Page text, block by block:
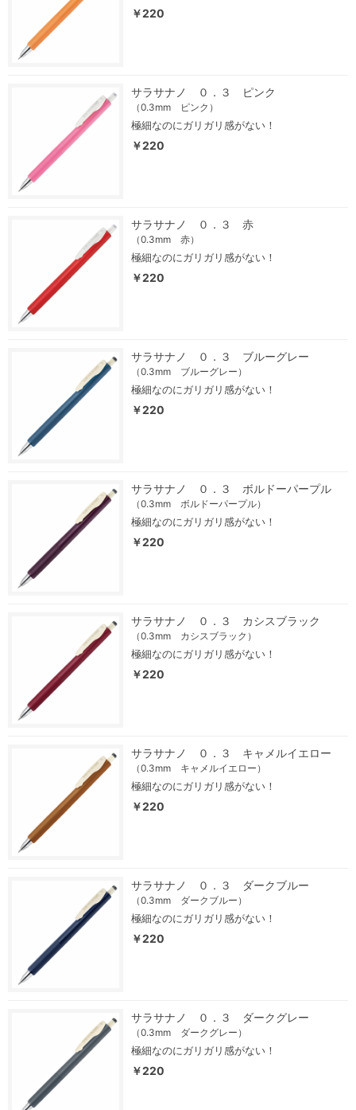
￥220
サラサナノ ０．３ ピンク
（0.3mm ピンク）
極細なのにガリガリ感がない！
￥220
サラサナノ ０．３ 赤
（0.3mm 赤）
極細なのにガリガリ感がない！
￥220
サラサナノ ０．３ ブルーグレー
（0.3mm ブルーグレー）
極細なのにガリガリ感がない！
￥220
サラサナノ ０．３ ボルドーパープル
（0.3mm ボルドーパープル）
極細なのにガリガリ感がない！
￥220
サラサナノ ０．３ カシスブラック
（0.3mm カシスブラック）
極細なのにガリガリ感がない！
￥220
サラサナノ ０．３ キャメルイエロー
（0.3mm キャメルイエロー）
極細なのにガリガリ感がない！
￥220
サラサナノ ０．３ ダークブルー
（0.3mm ダークブルー）
極細なのにガリガリ感がない！
￥220
サラサナノ ０．３ ダークグレー
（0.3mm ダークグレー）
極細なのにガリガリ感がない！
￥220